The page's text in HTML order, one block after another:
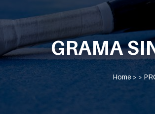
GRAMA
Home > >